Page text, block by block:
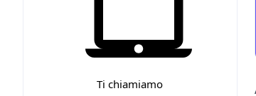
Ti chiamiamo